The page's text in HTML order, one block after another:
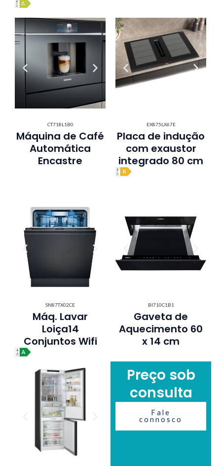
CT718L1B0
Máquina de Café
Automática
Encastre
EX875LX67E
Placa de indução
com exaustor
integrado 80 cm
SN87TX02CE
Máq. Lavar
Loiça14
Conjuntos Wifi
BI710C1B1
Gaveta de
Aquecimento 60
x 14 cm
Preço sob
consulta
Fale
connosco